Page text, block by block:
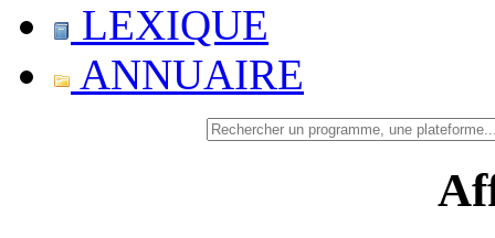
LEXIQUE
ANNUAIRE